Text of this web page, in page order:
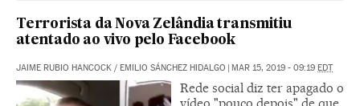
Terrorista da Nova Zelândia transmitiu
atentado ao vivo pelo Facebook
JAIME RUBIO HANCOCK / EMILIO SÁNCHEZ HIDALGO | MAR 15, 2019 - 09:19 EDT
Rede social diz ter apagado o